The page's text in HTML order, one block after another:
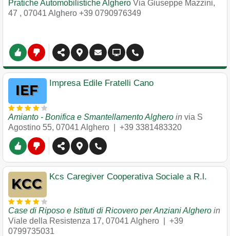
Pratiche Automobilistiche Alghero Via Giuseppe Mazzini,
47 , 07041 Alghero +39 0790976349
Impresa Edile Fratelli Cano
Amianto - Bonifica e Smantellamento Alghero in via S
Agostino 55, 07041 Alghero +39 3381483320
Kcs Caregiver Cooperativa Sociale a R.l.
Case di Riposo e Istituti di Ricovero per Anziani Alghero in
Viale della Resistenza 17, 07041 Alghero
+39
0799735031